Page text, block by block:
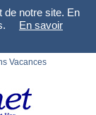
de notre site. En
En savoir
Vacances